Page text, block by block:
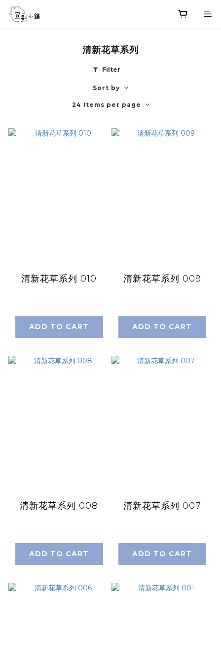
清新花草系列
Filter
Sort by
24 Items per page
清新花草系列 010
ADD TO CART
清新花草系列 009
ADD TO CART
清新花草系列 008
ADD TO CART
清新花草系列 007
ADD TO CART